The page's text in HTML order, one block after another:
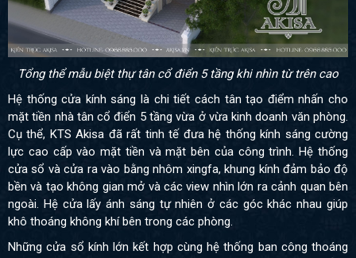
Tổng thể mẫu biệt thự tân cổ điển 5 tầng khi nhìn từ trên cao
Hệ thống cửa kính sáng là chi tiết cách tân tạo điểm nhấn cho
mặt tiền nhà tân cổ điển 5 tầng vừa ở vừa kinh doanh văn phòng.
Cụ thể, KTS Akisa đã rất tinh tế đưa hệ thống kính sáng cường
lực cao cấp vào mặt tiền và mặt bên của công trình. Hệ thống
cửa sổ và cửa ra vào bằng nhôm xingfa, khung kính đảm bảo độ
bền và tạo không gian mở và các view nhìn lớn ra cảnh quan bên
ngoài. Hệ cửa lấy ánh sáng tự nhiên ở các góc khác nhau giúp
khô thoáng không khí bên trong các phòng.
Những cửa sổ kính lớn kết hợp cùng hệ thống ban công thoáng